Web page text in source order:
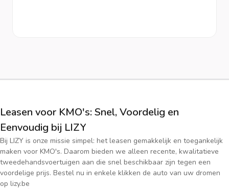
Leasen voor KMO's: Snel, Voordelig en
Eenvoudig bij LIZY
Bij LIZY is onze missie simpel: het leasen gemakkelijk en toegankelijk
maken voor KMO's. Daarom bieden we alleen recente, kwalitatieve
tweedehandsvoertuigen aan die snel beschikbaar zijn tegen een
voordelige prijs. Bestel nu in enkele klikken de auto van uw dromen
op lizy.be